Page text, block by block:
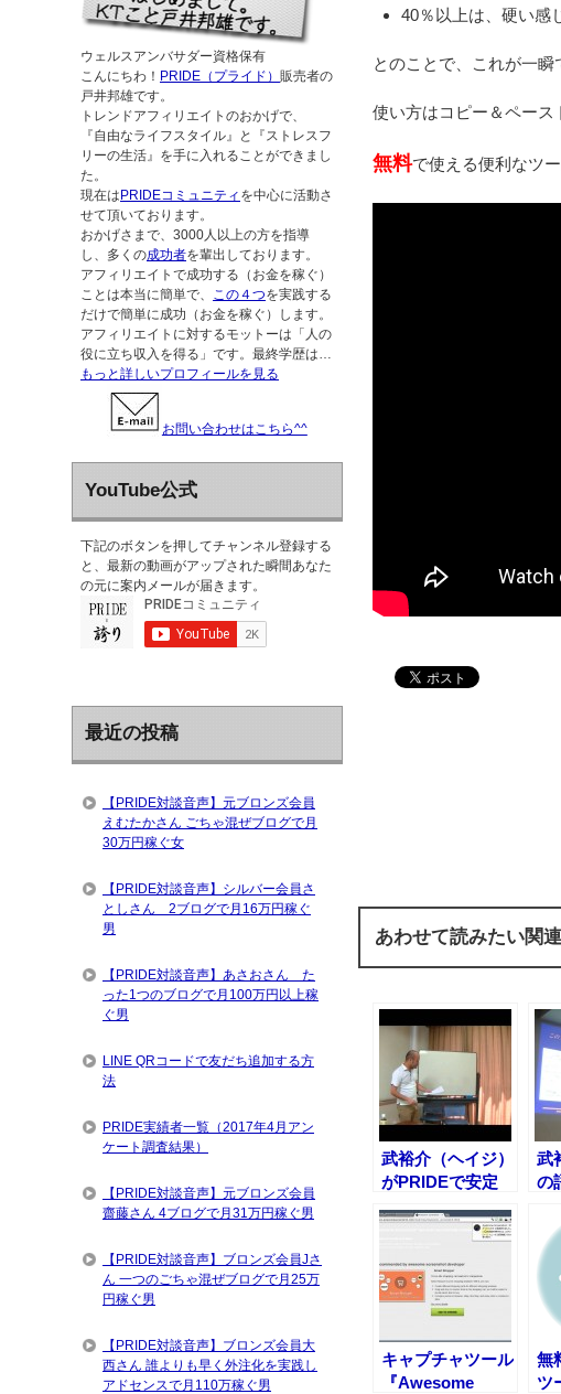
40％以上は、硬い感
とのことで、これが一瞬
使い方はコピー＆ペース
無料で使える便利なツ
あわせて読みたい関
武裕介（ヘイジ）
がPRIDEで安定
道筋
武
の
し
キャプチャツール
『Awesome
無
ツ
ウェルスアンバサダー資格保有
こんにちわ！ PRIDE（プライド） 販売者の
戸井邦雄です。
トレンドアフィリエイトのおかげで、
『自由なライフスタイル』と『ストレスフ
リーの生活』を手に入れることができまし
た。
現在はPRIDEコミュニティ を中心に活動さ
せて頂いております。
おかげさまで、3000人以上の方を指導
し、多くの成功者を輩出しております。
アフィリエイトで成功する（お金を稼ぐ）
ことは本当に簡単で、
この４つを実践する
だけで簡単に成功（お金を稼ぐ）します。
アフィリエイトに対するモットーは「人の
役に立ち収入を得る」です。最終学歴は…
もっと詳しいプロフィールを見る
お問い合わせはこちら^^
YouTube公式
下記のボタンを押してチャンネル登録する
と、最新の動画がアップされた瞬間あなた
の元に案内メールが届きます。
最近の投稿
【PRIDE対談音声】元ブロンズ会員
えむたかさん ごちゃ混ぜブログで月
30万円稼ぐ女
【PRIDE対談音声】シルバー会員さ
としさん 2ブログで月16万円稼ぐ
男
【PRIDE対談音声】あさおさん た
った1つのブログで月100万円以上稼
ぐ男
LINE QRコードで友だち追加する方
法
PRIDE実績者一覧（2017年4月アン
ケート調査結果）
【PRIDE対談音声】元ブロンズ会員
齋藤さん 4ブログで月31万円稼ぐ男
【PRIDE対談音声】ブロンズ会員Jさ
ん 一つのごちゃ混ぜブログで月25万
円稼ぐ男
【PRIDE対談音声】ブロンズ会員大
西さん 誰よりも早く外注化を実践し
アドセンスで月110万稼ぐ男